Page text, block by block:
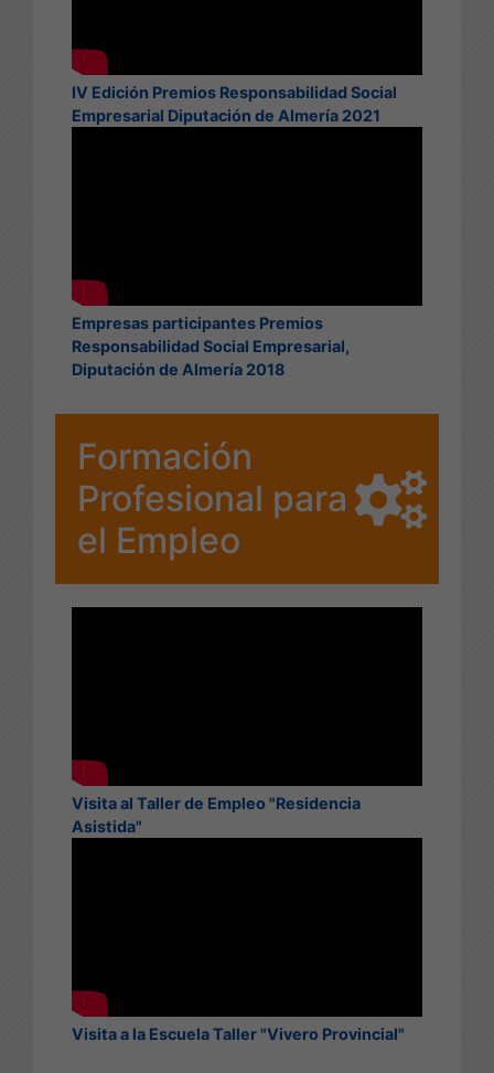
IV Edición Premios Responsabilidad Social
Empresarial Diputación de Almería 2021
Empresas participantes Premios
Responsabilidad Social Empresarial,
Diputación de Almería 2018
Formación
Profesional para
el Empleo
Visita al Taller de Empleo "Residencia
Asistida"
Visita a la Escuela Taller "Vivero Provincial"